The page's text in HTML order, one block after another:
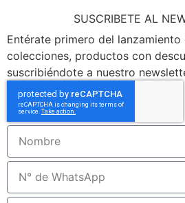
SUSCRIBETE AL
Entérate primero del lanzamiento
colecciones, productos con
suscribiéndote a nuestro